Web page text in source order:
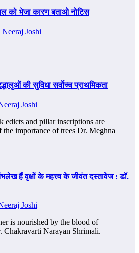
को भेजा कारण बताओ नोटिस
Neeraj Joshi
की सुविधा सर्वोच्च प्राथमिकता
Joshi
हैं वृक्षों के महत्त्व के जीवंत दस्तावेज : डॉ.
Joshi